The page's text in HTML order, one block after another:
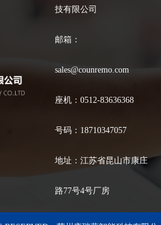
技有限公司
邮箱：
sales@counremo.com
座机：0512-83636368
号码：18710347057
地址：江苏省昆山市康庄
路77号4号厂房